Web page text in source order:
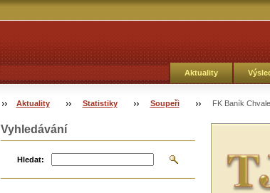
Aktuality
Aktuality Statistiky Soupeři FK Baník
Vyhledávání
Hledat: